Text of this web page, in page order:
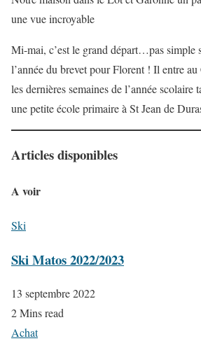
une vue incroyable
Mi-mai, c’est le grand départ…pas simple
l’année du brevet pour Florent ! Il entre
les dernières semaines de l’année scolaire
une petite école primaire à St Jean de
Articles disponibles
A voir
Ski
Ski Matos 2022/2023
13 septembre 2022
2 Mins read
Achat